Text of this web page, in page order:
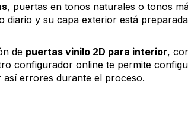
, puertas en tonos naturales o tonos
diario y su capa exterior está
de puertas vinilo 2D para interior,
configurador online te permite
así errores durante el proceso.